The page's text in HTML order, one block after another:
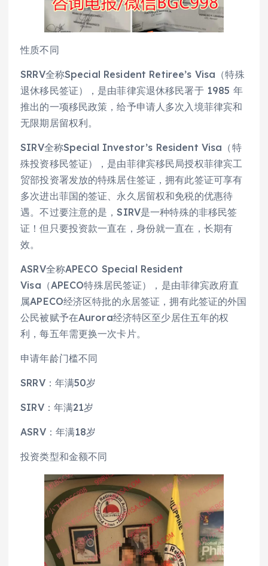
性质不同
SRRV全称Special Resident Retiree’s Visa（特殊
退休移民签证），是由菲律宾退休移民署于 1985 年
推出的一项移民政策，给予申请人多次入境菲律宾和
无限期居留权利。
SIRV全称Special Investor’s Resident Visa（特
殊投资移民签证），是由菲律宾移民局授权菲律宾工
贸部投资署发放的特殊居住签证，拥有此签证可享有
多次进出菲国的签证、永久居留权和免税的优惠待
遇。不过要注意的是，SIRV是一种特殊的非移民签
证！但只要投资款一直在，身份就一直在，长期有
效。
ASRV全称APECO Special Resident
Visa（APECO特殊居民签证），是由菲律宾政府直
属APECO经济区特批的永居签证，拥有此签证的外国
公民被赋予在Aurora经济特区至少居住五年的权
利，每五年需更换一次卡片。
申请年龄门槛不同
SRRV：年满50岁
SIRV：年满21岁
ASRV：年满18岁
投资类型和金额不同